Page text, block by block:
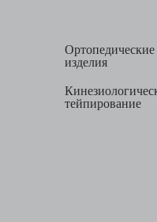
Ортопедические
изделия
тейпирование